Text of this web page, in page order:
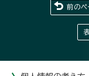
前のペ